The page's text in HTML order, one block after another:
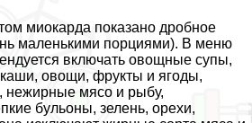
миокарда показано дробное
маленькими порциями). В меню
включать овощные супы,
овощи, фрукты и ягоды,
нежирные мясо и рыбу,
бульоны, зелень, орехи,